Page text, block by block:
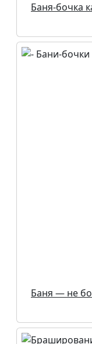
Баня-бочка
Баня — не